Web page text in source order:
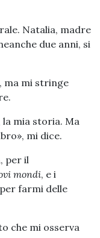
Natalia, madre
due anni, si
ma mi stringe
la mia storia. Ma
mi dice.
per il
mondi, e i
farmi delle
che mi osserva